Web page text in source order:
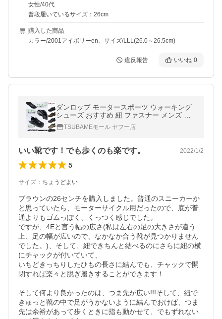
女性/40代
普段履いているサイズ：26cm
購入した商品
カラー/2001アイボリーen、サイズ/LLL(26.0～26.5cm)
違反報告 いいね 0
ダンロップ モータースポーツ ウォーキング
シューズ おすすめ 紐 ファスナー メンズ ス
ニーカー 軽量 クッションインソール ゆった
り 4E 定番 DC154
TSUBAMEモール ヤフー店
いい靴です！でも歩くのも楽です。 2022/1/2
5
サイズ ： ちょうどよい
ブラウンの26センチを購入しました。普通のスニーカーか
と思っていたら、モーターサイクル用だったので、底が普
通よりもゴムっぽく、くっつく感じでした。
ですが、4Eと言う幅の広さ(私は左右の足の大きさが違う
上、足の幅が広いので、なかなか合う靴が見つかりません
でした。)、そして、紐できちんと結べるのにさらに紐の横
にチャックが付いていて、
いちどきっちりしたひもの長さに結んでも、チャックで開
閉すれば楽々と脱ぎ履きすることができます！
そして何より良かったのは、つま先が広い!!!そして、紐で
きゅっと靴の中で足がうかないように結んでおけば、つま
先は余裕があって歩くときに指も動かせて、でもずれない